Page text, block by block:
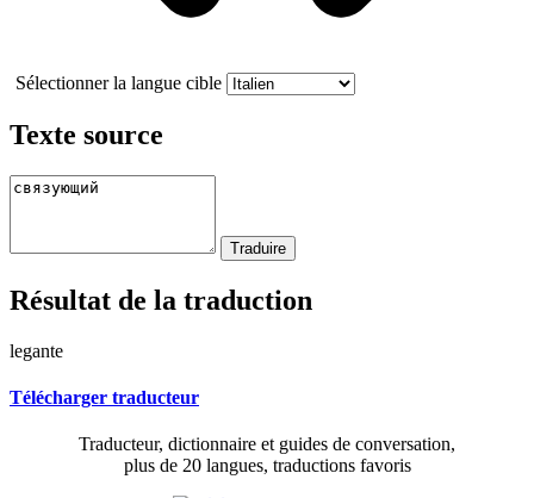
Sélectionner la langue cible
Texte source
Résultat de la traduction
legante
Télécharger traducteur
Traducteur, dictionnaire et guides de conversation,
plus de 20 langues, traductions favoris